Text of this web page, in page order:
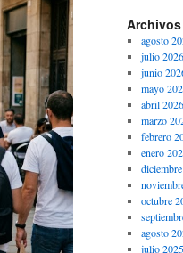
Archivos
agosto
julio 2026
junio
mayo
abril 2026
marzo
febrero
enero
octubre
agosto
julio 2025